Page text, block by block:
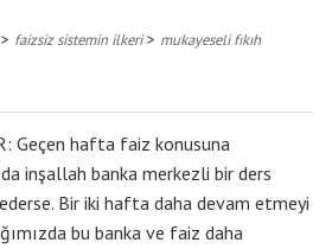
faizsiz sistemin ilkeri> mukayeseli fıkıh
Geçen hafta faiz konusuna
inşallah banka merkezli bir ders
Bir iki hafta daha devam etmeyi
bu banka ve faiz daha